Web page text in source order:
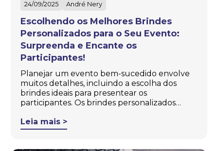
24/09/2025 André Nery
Escolhendo os Melhores Brindes
Personalizados para o Seu Evento:
Surpreenda e Encante os
Participantes!
Planejar um evento bem-sucedido envolve
muitos detalhes, incluindo a escolha dos
brindes ideais para presentear os
participantes. Os brindes personalizados…
Leia mais >